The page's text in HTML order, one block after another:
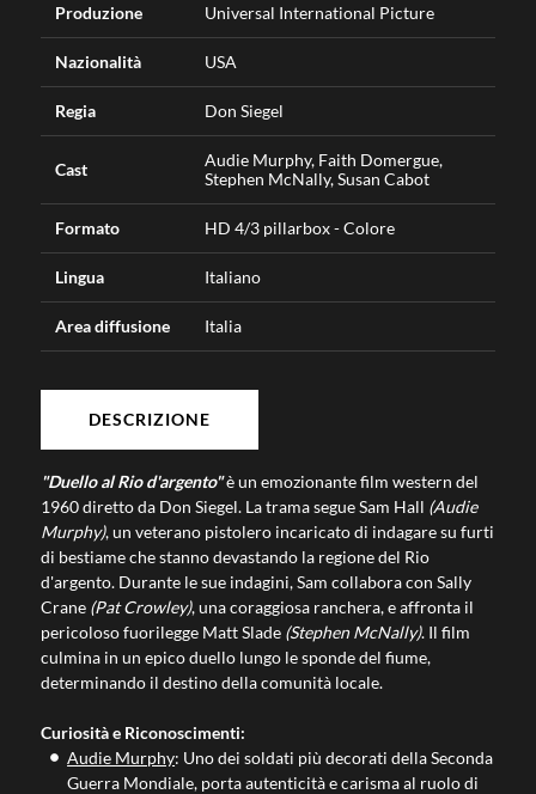
Produzione Universal International Picture
Nazionalità USA
Regia Don Siegel
Cast
Audie Murphy, Faith Domergue,
Stephen McNally, Susan Cabot
Formato HD 4/3 pillarbox - Colore
Lingua Italiano
Area diffusione Italia
DESCRIZIONE
"Duello al Rio d'argento"è un emozionante film western del
1960 diretto da Don Siegel. La trama segue Sam Hall (Audie
Murphy), un veterano pistolero incaricato di indagare su furti
di bestiame che stanno devastando la regione del Rio
d'argento. Durante le sue indagini, Sam collabora con Sally
Crane (Pat Crowley), una coraggiosa ranchera, e affronta il
pericoloso fuorilegge Matt Slade (Stephen McNally). Il film
culmina in un epico duello lungo le sponde del fiume,
determinando il destino della comunità locale.
Curiosità e Riconoscimenti:
Audie Murphy: Uno dei soldati più decorati della Seconda
Guerra Mondiale, porta autenticità e carisma al ruolo di